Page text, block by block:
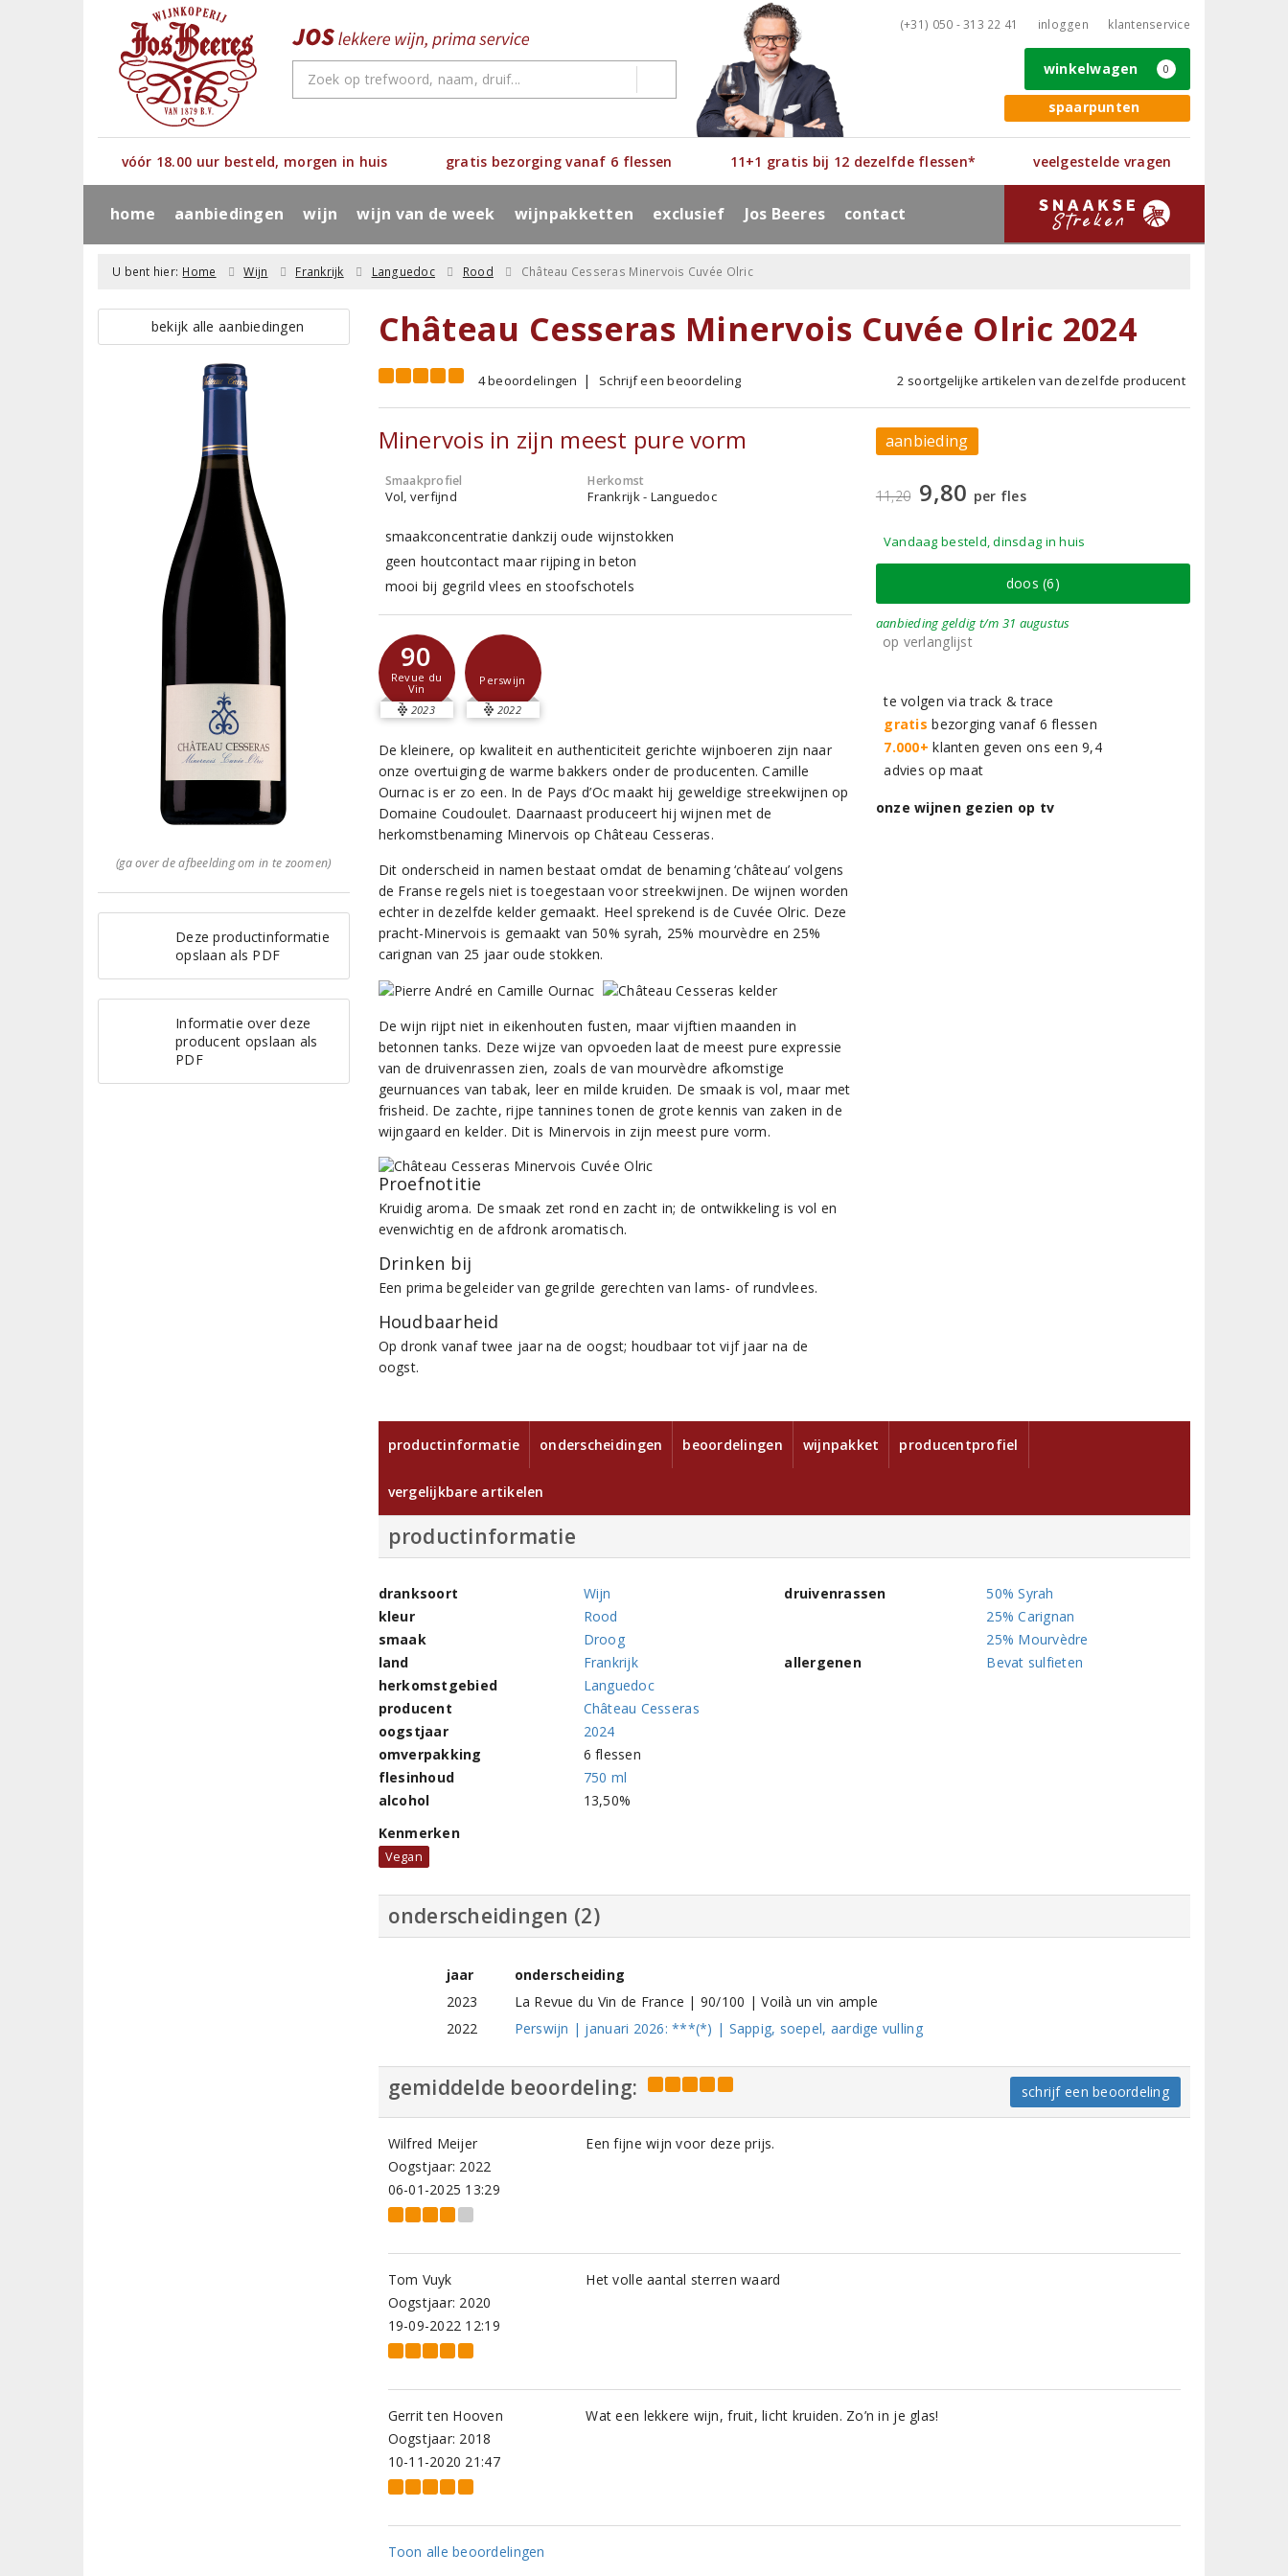
(+31) 050 - 313 22 41 inloggen klantenservice
spaarpunten
winkelwagen 0
vóór 18.00 uur besteld, morgen in huis gratis bezorging vanaf 6 flessen 11+1 gratis bij 12 dezelfde flessen* veelgestelde vragen
home aanbiedingen wijn wijn van de week wijnpakketten exclusief Jos Beeres contact
U bent hier: Home Wijn Frankrijk Languedoc Rood Château Cesseras Minervois Cuvée Olric
bekijk alle aanbiedingen
(ga over de afbeelding om in te zoomen)
Deze productinformatie
opslaan als PDF
Informatie over deze
producent opslaan als
PDF
Château Cesseras Minervois Cuvée Olric 2024
4 beoordelingen Schrijf een beoordeling 2 soortgelijke artikelen van dezelfde producent
Minervois in zijn meest pure vorm
Smaakprofiel
Vol, verfijnd
Herkomst
Frankrijk - Languedoc
smaakconcentratie dankzij oude wijnstokken
geen houtcontact maar rijping in beton
mooi bij gegrild vlees en stoofschotels
90
Revue du
Vin
2023
Perswijn
2022
De kleinere, op kwaliteit en authenticiteit gerichte wijnboeren zijn naar
onze overtuiging de warme bakkers onder de producenten. Camille
Ournac is er zo een. In de Pays d’Oc maakt hij geweldige streekwijnen op
Domaine Coudoulet. Daarnaast produceert hij wijnen met de
herkomstbenaming Minervois op Château Cesseras.
Dit onderscheid in namen bestaat omdat de benaming ‘château’ volgens
de Franse regels niet is toegestaan voor streekwijnen. De wijnen worden
echter in dezelfde kelder gemaakt. Heel sprekend is de Cuvée Olric. Deze
pracht-Minervois is gemaakt van 50% syrah, 25% mourvèdre en 25%
carignan van 25 jaar oude stokken.
De wijn rijpt niet in eikenhouten fusten, maar vijftien maanden in
betonnen tanks. Deze wijze van opvoeden laat de meest pure expressie
van de druivenrassen zien, zoals de van mourvèdre afkomstige
geurnuances van tabak, leer en milde kruiden. De smaak is vol, maar met
frisheid. De zachte, rijpe tannines tonen de grote kennis van zaken in de
wijngaard en kelder. Dit is Minervois in zijn meest pure vorm.
Proefnotitie
Kruidig aroma. De smaak zet rond en zacht in; de ontwikkeling is vol en
evenwichtig en de afdronk aromatisch.
Drinken bij
Een prima begeleider van gegrilde gerechten van lams- of rundvlees.
Houdbaarheid
Op dronk vanaf twee jaar na de oogst; houdbaar tot vijf jaar na de
oogst.
aanbieding
11,20 9,80 per fles
Vandaag besteld, dinsdag in huis
doos (6)
aanbieding geldig t/m 31 augustus
op verlanglijst
te volgen via track & trace
gratis bezorging vanaf 6 flessen
7.000+ klanten geven ons een 9,4
advies op maat
onze wijnen gezien op tv
productinformatie onderscheidingen beoordelingen wijnpakket producentprofiel
vergelijkbare artikelen
productinformatie
dranksoort
Wijn
kleur
Rood
smaak
Droog
land
Frankrijk
herkomstgebied
Languedoc
producent
Château Cesseras
oogstjaar
2024
omverpakking
6 flessen
flesinhoud
750 ml
alcohol
13,50%
druivenrassen
50% Syrah
25% Carignan
25% Mourvèdre
allergenen
Bevat sulfieten
Kenmerken
Vegan
onderscheidingen (2)
jaar
onderscheiding
2023
La Revue du Vin de France | 90/100 | Voilà un vin ample
2022
Perswijn | januari 2026: ***(*) | Sappig, soepel, aardige vulling
gemiddelde beoordeling: schrijf een beoordeling
Wilfred Meijer
Oogstjaar: 2022
06-01-2025 13:29
Een fijne wijn voor deze prijs.
Tom Vuyk
Oogstjaar: 2020
19-09-2022 12:19
Het volle aantal sterren waard
Gerrit ten Hooven
Oogstjaar: 2018
10-11-2020 21:47
Wat een lekkere wijn, fruit, licht kruiden. Zo’n in je glas!
Toon alle beoordelingen